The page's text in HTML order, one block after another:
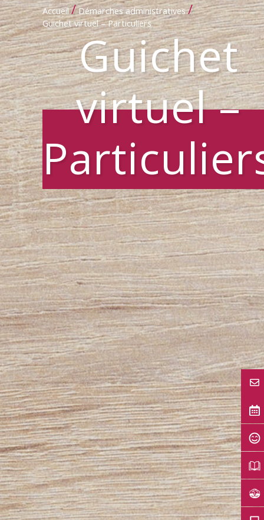
Accueil / Démarches administratives /
Guichet virtuel – Particuliers
Guichet
virtuel –